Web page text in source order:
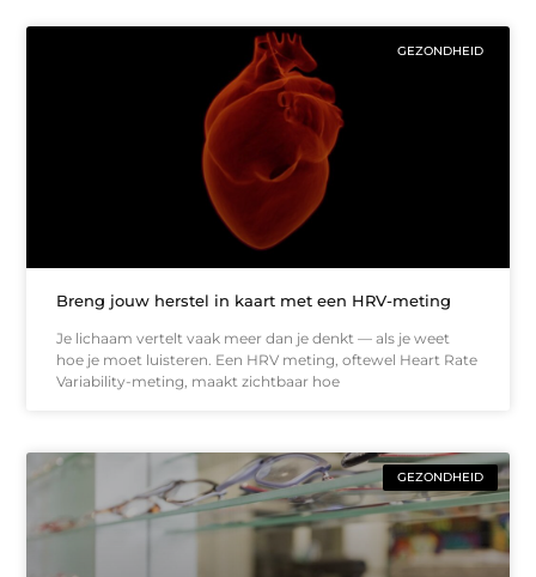
GEZONDHEID
Breng jouw herstel in kaart met een HRV-meting
Je lichaam vertelt vaak meer dan je denkt — als je weet
hoe je moet luisteren. Een HRV meting, oftewel Heart Rate
Variability-meting, maakt zichtbaar hoe
GEZONDHEID